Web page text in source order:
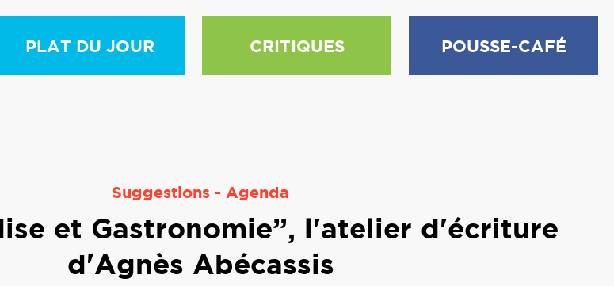
PLAT DU JOUR CRITIQUES POUSSE-CAFÉ
Suggestions - Agenda
et Gastronomie”, l'atelier d'écriture
d'Agnès Abécassis